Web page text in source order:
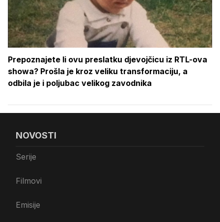
Prepoznajete li ovu preslatku djevojčicu iz RTL-ova
showa? Prošla je kroz veliku transformaciju, a
odbila je i poljubac velikog zavodnika
NOVOSTI
Serije
Filmovi
Emisije